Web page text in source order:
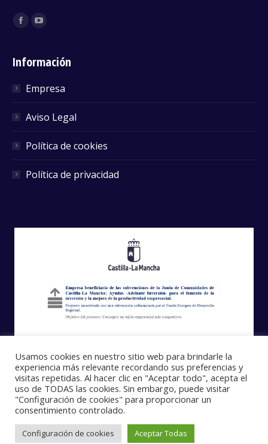
Encuéntranos en:
FacebookYouTube
Información
Empresa
Aviso Legal
Política de cookies
Política de privacidad
Usamos cookies en nuestro sitio web para brindarle la
experiencia más relevante recordando sus preferencias y
visitas repetidas. Al hacer clic en "Aceptar todo", acepta el
uso de TODAS las cookies. Sin embargo, puede visitar
"Configuración de cookies" para proporcionar un
consentimiento controlado.
Configuración de cookies Aceptar Todas